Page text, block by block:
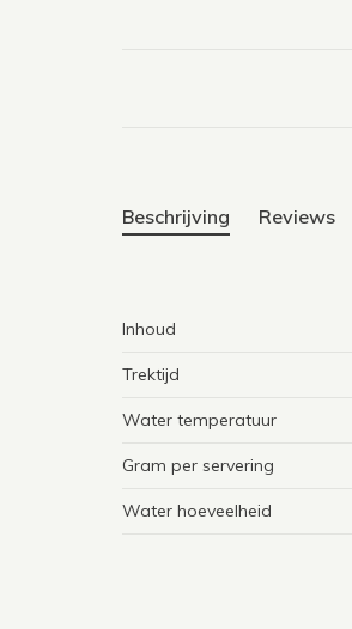
Beschrijving Reviews
Inhoud
Trektijd
Water temperatuur
Gram per servering
Water hoeveelheid